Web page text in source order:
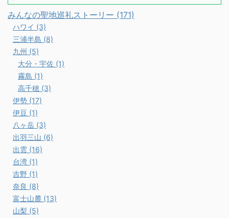
みんなの聖地巡礼ストーリー (171)
ハワイ (3)
三浦半島 (8)
九州 (5)
大分・宇佐 (1)
霧島 (1)
高千穂 (3)
伊勢 (17)
伊豆 (1)
八ヶ岳 (3)
出羽三山 (6)
出雲 (16)
台湾 (1)
吉野 (1)
奈良 (8)
富士山麓 (13)
山梨 (5)